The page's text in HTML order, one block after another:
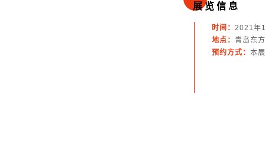
展 览 信 息
时间： 2021年
地点： 青岛东
预约方式： 本